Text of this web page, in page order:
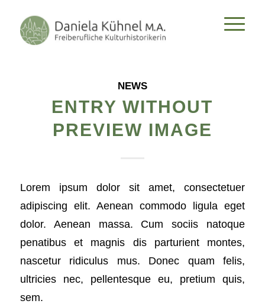
NEWS
ENTRY WITHOUT
PREVIEW IMAGE
Lorem ipsum dolor sit amet, consectetuer
adipiscing elit. Aenean commodo ligula eget
dolor. Aenean massa. Cum sociis natoque
penatibus et magnis dis parturient montes,
nascetur ridiculus mus. Donec quam felis,
ultricies nec, pellentesque eu, pretium quis,
sem.